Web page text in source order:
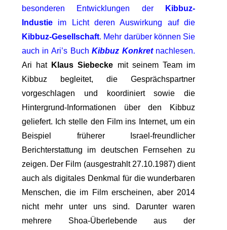
besonderen Entwicklungen der
Kibbuz-
Industieim Licht deren Auswirkung auf die
Kibbuz-Gesellschaft. Mehr darüber können Sie
auch in Ari’s BuchKibbuz Konkret nachlesen.
Ari hat Klaus Siebecke mit seinem Team im
Kibbuz begleitet, die Gesprächspartner
vorgeschlagen und koordiniert sowie die
Hintergrund-Informationen über den Kibbuz
geliefert. Ich stelle den Film ins Internet, um ein
Beispiel früherer Israel-freundlicher
Berichterstattung im deutschen Fernsehen zu
zeigen. Der Film (ausgestrahlt 27.10.1987) dient
auch als digitales Denkmal für die wunderbaren
Menschen, die im Film erscheinen, aber 2014
nicht mehr unter uns sind. Darunter waren
mehrere Shoa-Überlebende aus der